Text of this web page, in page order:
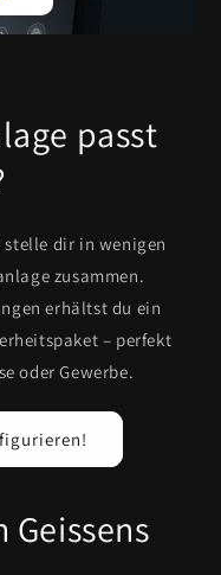
passt
dir in wenigen
zusammen.
erhältst du ein
– perfekt
oder Gewerbe.